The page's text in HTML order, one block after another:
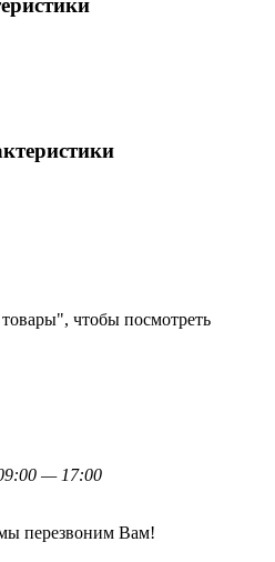
чтобы посмотреть
— 17:00
перезвоним Вам!